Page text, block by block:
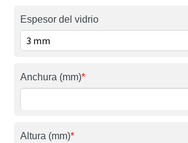
Espesor del vidrio
Anchura (mm)*
Altura (mm)*